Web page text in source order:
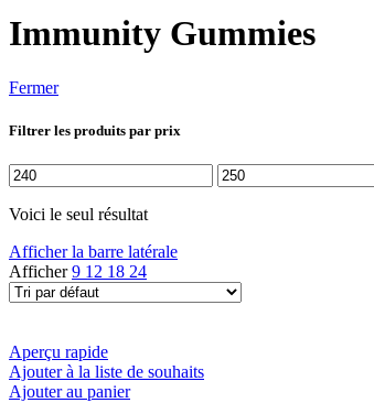
Immunity Gummies
Fermer
Filtrer les produits par prix
Prix
min
Prix
max
Voici le seul résultat
Afficher la barre latérale
Afficher9 12 18 24
Aperçu rapide
Ajouter à la liste de souhaits
Ajouter au panier